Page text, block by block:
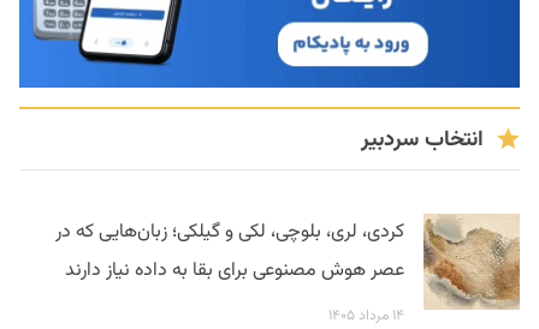
انتخاب سردبیر
کردی، لری، بلوچی، لکی و گیلکی؛ زبان‌هایی که در
عصر هوش مصنوعی برای بقا به داده نیاز دارند
۱۴ مرداد ۱۴۰۵